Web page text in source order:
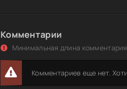
Комментарии
Минимальная длина
Комментариев еще нет.